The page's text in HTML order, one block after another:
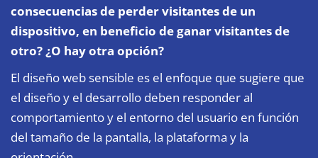
consecuencias de perder visitantes de un
dispositivo, en beneficio de ganar visitantes de
otro? ¿O hay otra opción?
El diseño web sensible es el enfoque que sugiere que
el diseño y el desarrollo deben responder al
comportamiento y el entorno del usuario en función
del tamaño de la pantalla, la plataforma y la